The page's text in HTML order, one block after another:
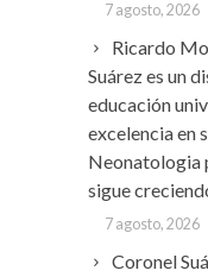
7 agosto, 2026
Ricardo
Suárez es un
educación
excelencia en
Neonatologia
sigue
7 agosto, 2026
Coronel